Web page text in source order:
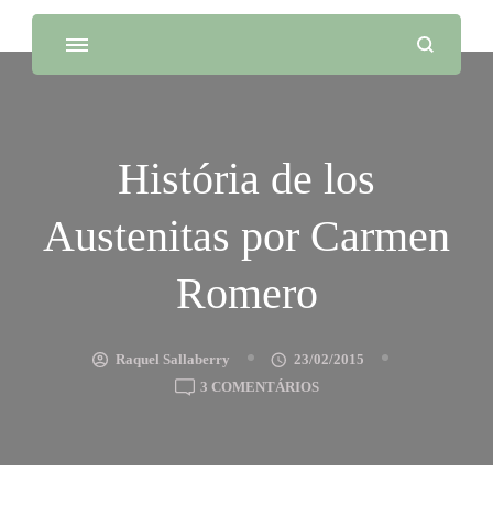
História de los
Austenitas por Carmen
Romero
Raquel Sallaberry
23/02/2015
3 COMENTÁRIOSEM
LOS